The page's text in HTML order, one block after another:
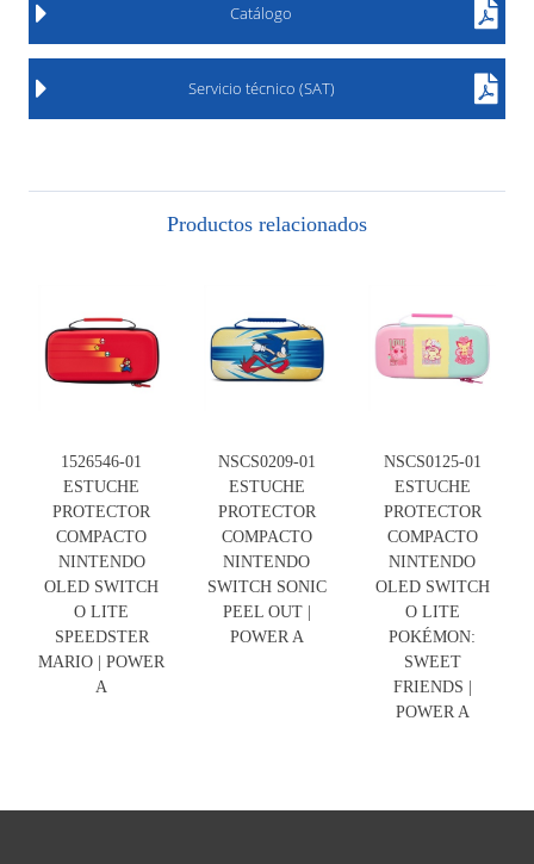
Catálogo
Servicio técnico (SAT)
Productos relacionados
1526546-01
ESTUCHE
PROTECTOR
COMPACTO
NINTENDO
OLED SWITCH
O LITE
SPEEDSTER
MARIO | POWER
A
NSCS0209-01
ESTUCHE
PROTECTOR
COMPACTO
NINTENDO
SWITCH SONIC
PEEL OUT |
POWER A
NSCS0125-01
ESTUCHE
PROTECTOR
COMPACTO
NINTENDO
OLED SWITCH
O LITE
POKÉMON:
SWEET
FRIENDS |
POWER A